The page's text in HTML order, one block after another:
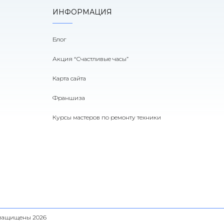
ИНФОРМАЦИЯ
Блог
Акция “Счастливые часы”
Карта сайта
Франшиза
Курсы мастеров по ремонту техники
2026